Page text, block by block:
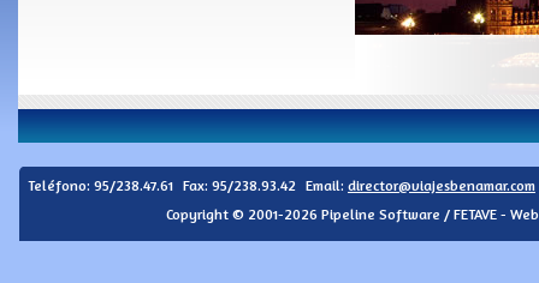
Teléfono: 95/238.47.61 Fax: 95/238.93.42 Email: director@viajesbenamar.com
Copyright © 2001-2026 Pipeline Software / FETAVE -